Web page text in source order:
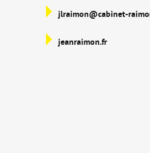
jlraimon@cabinet-
jeanraimon.fr